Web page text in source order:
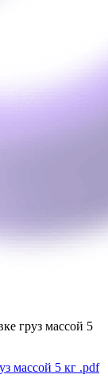
груз массой 5
массой 5 кг .pdf